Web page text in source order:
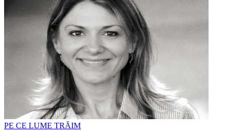
PE CE LUME TRĂIM